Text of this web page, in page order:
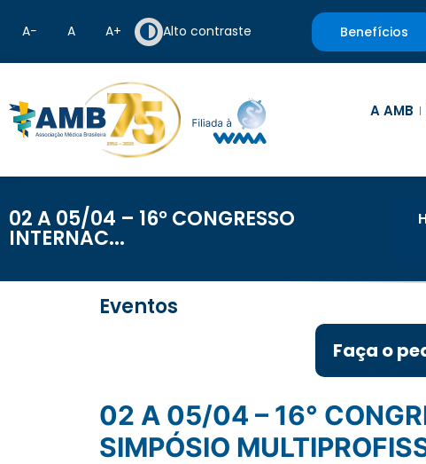
A− A A+ Alto contraste Benefícios
A AMB
02 A 05/04 – 16° CONGRESSO
INTERNAC...
Eventos
Faça o
02 A 05/04 – 16° CONGRESSO INTERNACIONAL DE URO-ONCOLOGIA | 11°
SIMPÓSIO